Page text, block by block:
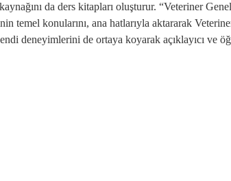
da ders kitapları oluşturur. “Veteriner
temel konularını, ana hatlarıyla aktararak
deneyimlerini de ortaya koyarak açıklayıcı ve